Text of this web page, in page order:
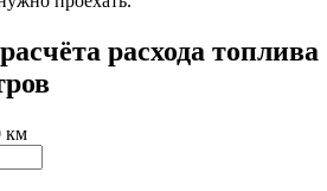
расхода топлива
км